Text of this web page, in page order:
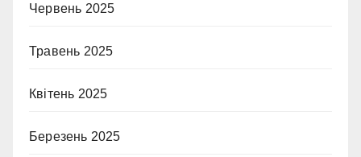
Червень 2025
Травень 2025
Квітень 2025
Березень 2025